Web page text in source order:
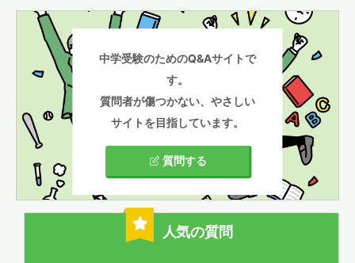
中学受験のためのQ&Aサイトで
す。
質問者が傷つかない、やさしい
サイトを目指しています。
質問する
人気の質問